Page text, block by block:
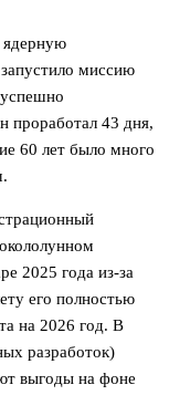
ядерную
миссию
проработал 43 дня,
60 лет было много
2025 года из-за
его полностью
на 2026 год. В
разработок)
выгоды на фоне